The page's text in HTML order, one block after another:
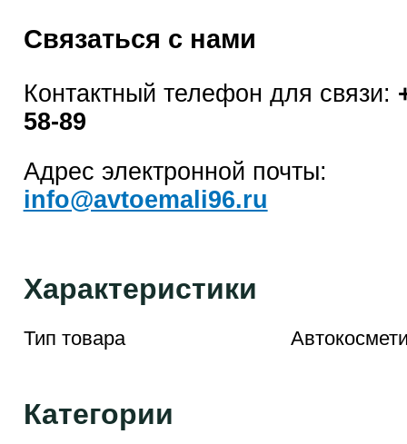
Связаться с нами
Контактный телефон для связи:
58-89
Адрес электронной почты:
info@avtoemali96.ru
Характеристики
Тип товара
Категории